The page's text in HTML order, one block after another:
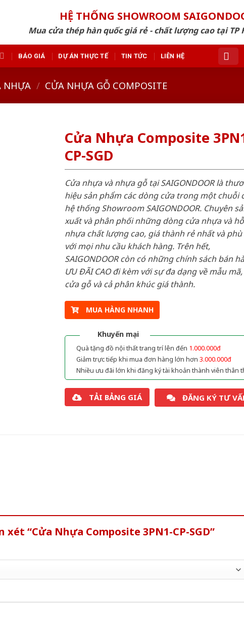
HỆ THỐNG SHOWROOM
Mua cửa thép hàn quốc giá rẻ - chất lượng cao tại TP
BÁO GIÁ DỰ ÁN THỰC TẾ TIN TỨC LIÊN HỆ
NHỰA / CỬA NHỰA GỖ COMPOSITE
Cửa Nhựa Composite
CP-SGD
Cửa nhựa và nhựa gỗ tại SAIGONDOOR là
hiệu sản phẩm các dòng cửa trong một chuỗi
hệ thống Showroom SAIGONDOOR. Chuyên
xuất và phân phối những dòng cửa nhựa và
nhựa chất lượng cao, giá thành rẻ nhất và
với mọi nhu cầu khách hàng. Trên hết,
SAIGONDOOR còn có những chính sách bán
ƯU ĐÃI CAO đi kèm với sự đa dạng về mẫu
cửa gỗ và cả phân khúc giá thành.
MUA HÀNG NHANH
Khuyến mại
Quà tặng đồ nội thất trang trí lên đến 1.000.000đ
Giảm trực tiếp khi mua đơn hàng lớn hơn 3.000.000đ
Nhiều ưu đãi lớn khi đăng ký tài khoản thành viên thân
TẢI BẢNG GIÁ ĐĂNG KÝ TƯ
“Cửa Nhựa Composite 3PN1-CP-SGD”